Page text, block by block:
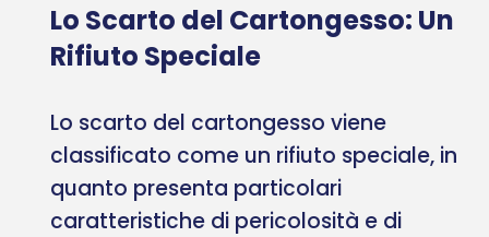
Lo Scarto del Cartongesso: Un
Rifiuto Speciale
Lo scarto del cartongesso viene
classificato come un rifiuto speciale, in
quanto presenta particolari
caratteristiche di pericolosità e di